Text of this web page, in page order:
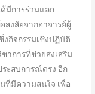
มีการร่วมแลก
สงสัยจากอาจารย์ผู้
งกิจกรรมเชิงปฏิบัติ
าการที่ช่วยส่งเสริม
ะสบการณ์ตรง อีก
ที่มีความสนใจ เพื่อ